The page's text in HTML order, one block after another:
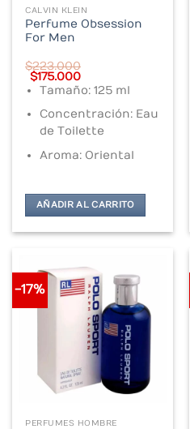
CALVIN KLEIN
Perfume Obsession
For Men
$223.000
Original
price
was:
$223.000.
$175.000Current
price
is:
$175.000.
Tamaño: 125 ml
Concentración: Eau
de Toilette
Aroma: Oriental
AÑADIR AL CARRITO
-17%
PERFUMES HOMBRE